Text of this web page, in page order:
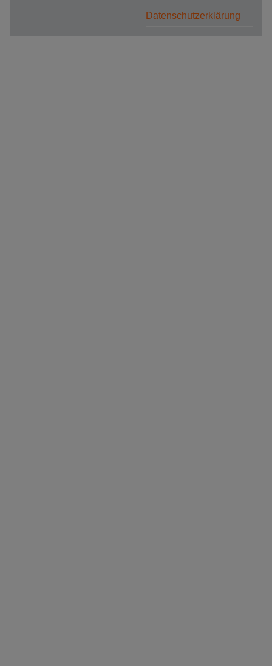
Datenschutzerklärung